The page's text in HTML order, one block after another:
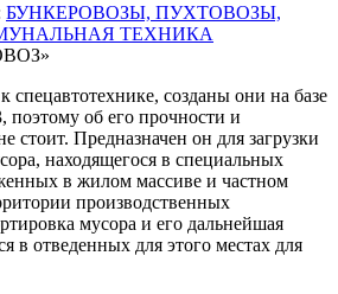
БУНКЕРОВОЗЫ, ПУХТОВОЗЫ,
ТЕХНИКА
спецавтотехнике, созданы они на базе
поэтому об его прочности и
стоит. Предназначен он для загрузки
находящегося в специальных
в жилом массиве и частном
производственных
мусора и его дальнейшая
в отведенных для этого местах для